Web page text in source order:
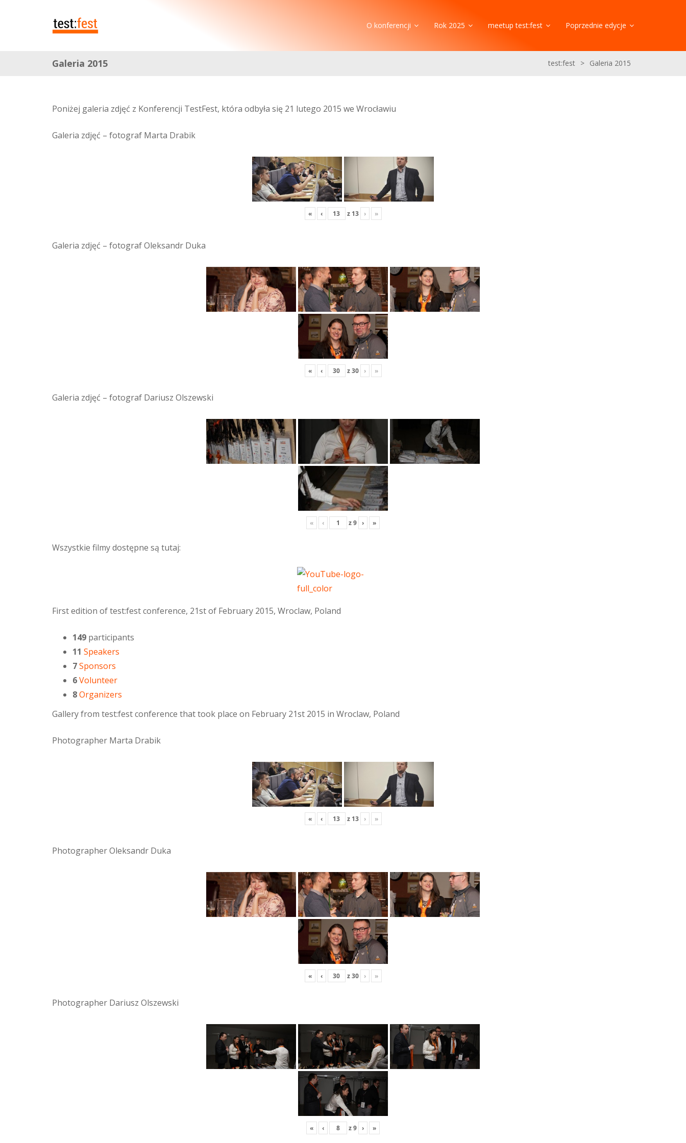
O konferencji Rok 2025 meetup test:fest Poprzednie edycje
Galeria 2015 test:fest > Galeria 2015
Poniżej galeria zdjęć z Konferencji TestFest, która odbyła się 21 lutego 2015 we Wrocławiu
Galeria zdjęć – fotograf Marta Drabik
« ‹ z 13 › »
Galeria zdjęć – fotograf Oleksandr Duka
« ‹ z30 › »
Galeria zdjęć – fotograf Dariusz Olszewski
« ‹ z9 › »
Wszystkie filmy dostępne są tutaj:
First edition of test:fest conference, 21st of February 2015, Wroclaw, Poland
149 participants
11 Speakers
7Sponsors
6Volunteer
8Organizers
Gallery from test:fest conference that took place on February 21st 2015 in Wroclaw, Poland
Photographer Marta Drabik
« ‹ z 13 › »
Photographer Oleksandr Duka
« ‹ z30 › »
Photographer Dariusz Olszewski
« ‹ z9 › »